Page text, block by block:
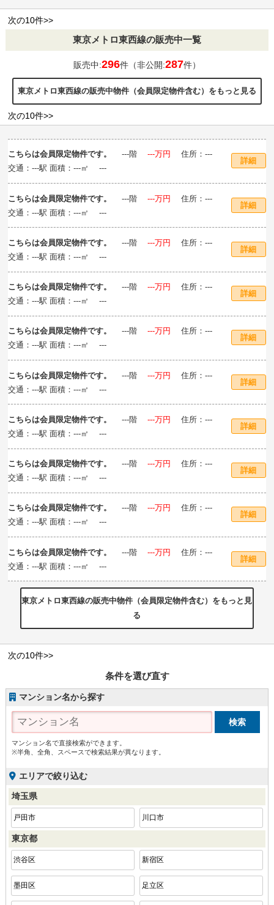
次の10件>>
東京メトロ東西線の販売中一覧
販売中:296件（非公開:287件）
東京メトロ東西線の販売中物件（会員限定物件含む）をもっと見る
次の10件>>
こちらは会員限定物件です。 ‐‐‐階‐‐‐万円
住所：‐‐‐
交通：‐‐‐駅 面積：‐‐‐㎡ ‐‐‐
詳細
こちらは会員限定物件です。 ‐‐‐階‐‐‐万円 住所：‐‐‐
交通：‐‐‐駅 面積：‐‐‐㎡ ‐‐‐
詳細
こちらは会員限定物件です。 ‐‐‐階‐‐‐万円
住所：‐‐‐
交通：‐‐‐駅 面積：‐‐‐㎡ ‐‐‐
詳細
こちらは会員限定物件です。 ‐‐‐階‐‐‐万円
住所：‐‐‐
交通：‐‐‐駅 面積：‐‐‐㎡ ‐‐‐
詳細
こちらは会員限定物件です。 ‐‐‐階‐‐‐万円
住所：‐‐‐
交通：‐‐‐駅 面積：‐‐‐㎡ ‐‐‐
詳細
こちらは会員限定物件です。 ‐‐‐階‐‐‐万円 住所：‐‐‐
交通：‐‐‐駅 面積：‐‐‐㎡ ‐‐‐
詳細
こちらは会員限定物件です。 ‐‐‐階‐‐‐万円
住所：‐‐‐
交通：‐‐‐駅 面積：‐‐‐㎡ ‐‐‐
詳細
こちらは会員限定物件です。 ‐‐‐階‐‐‐万円
住所：‐‐‐
交通：‐‐‐駅 面積：‐‐‐㎡ ‐‐‐
詳細
こちらは会員限定物件です。 ‐‐‐階‐‐‐万円
住所：‐‐‐
交通：‐‐‐駅 面積：‐‐‐㎡ ‐‐‐
詳細
こちらは会員限定物件です。 ‐‐‐階‐‐‐万円 住所：‐‐‐
交通：‐‐‐駅 面積：‐‐‐㎡ ‐‐‐
詳細
東京メトロ東西線の販売中物件（会員限定物件含む）をもっと見
る
次の10件>>
条件を選び直す
マンション名から探す
マンション名で直接検索ができます。
※半角、全角、スペースで検索結果が異なります。
エリアで絞り込む
埼玉県
戸田市 川口市
東京都
渋谷区 新宿区
墨田区 足立区